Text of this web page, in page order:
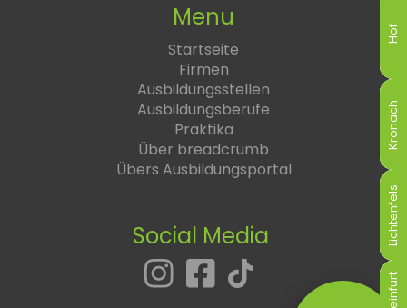
Hof
Kronach
Lichtenfels
Hof
Kronach
Lichtenfels
Hof
Kronach
Lichtenfels
Hof
Kronach
Lichtenfels
Hof
Kronach
Lichtenfels
Hof
Kronach
Lichtenfels
Menu
Startseite
Firmen
Ausbildungsstellen
Ausbildungsberufe
Praktika
Über breadcrumb
Übers Ausbildungsportal
Social Media